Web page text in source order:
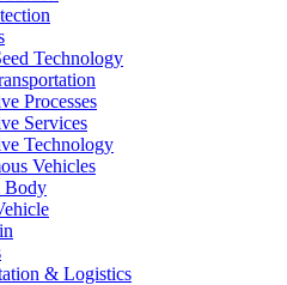
Technology
Processes
Services
Technology
Vehicles
Body
& Logistics